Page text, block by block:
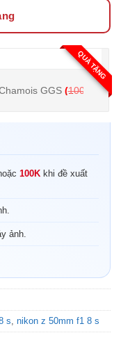
QUÀ TẶNG
Khăn lau len da cừu Chamois GGS
(100.000₫
100K khi đề xuất
ảnh.
s nikon z 50mm f1 8 s